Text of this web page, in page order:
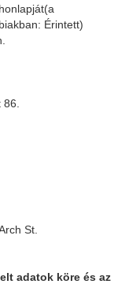
Érintett)
St.
adatok köre és az